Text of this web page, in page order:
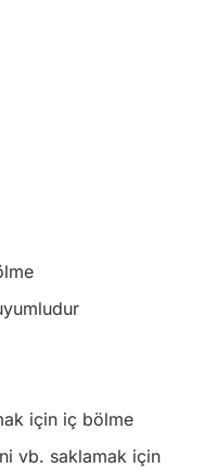
için iç bölme
vb. saklamak için